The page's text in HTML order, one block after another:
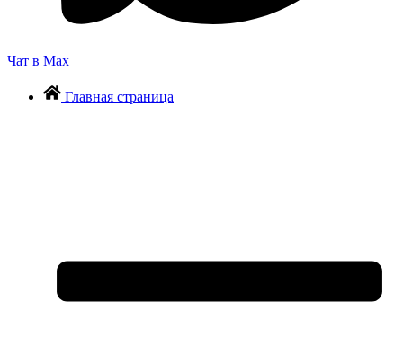
Чат в Max
Главная страница